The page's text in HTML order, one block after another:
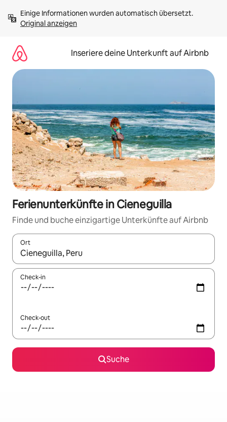
Inhalten
springenOriginal anzeigen
Inseriere deine Unterkunft auf Airbnb
Ferienunterkünfte in Cieneguilla
Finde und buche einzigartige Unterkünfte auf Airbnb
Ort
Wenn Ergebnisse verfügbar sind, navigiere mit den
Check-in
Check-out
Suche